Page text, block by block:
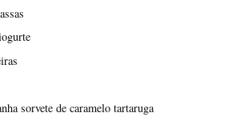
sorvete de caramelo tartaruga